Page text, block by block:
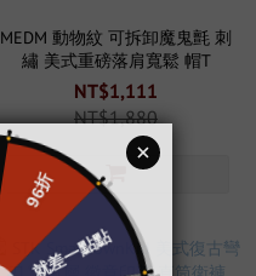
MEDM 動物紋 可拆卸魔鬼氈 刺
繡 美式重磅落肩寬鬆 帽T
NT$1,111
NT$1,880